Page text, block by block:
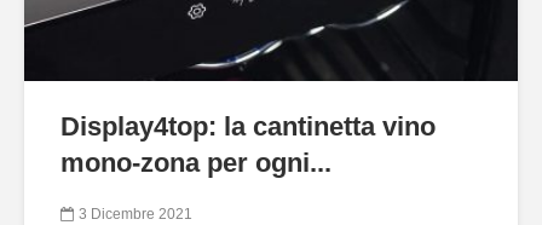
Display4top: la cantinetta vino
mono-zona per ogni...
3 Dicembre 2021